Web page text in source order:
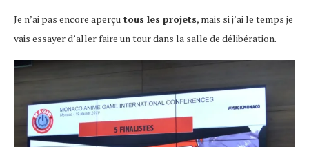
Je n’ai pas encore aperçu tous les projets, mais si j’ai le temps je
vais essayer d’aller faire un tour dans la salle de délibération.